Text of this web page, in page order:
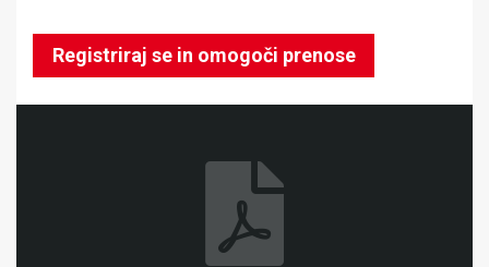
Registriraj se in omogoči prenose